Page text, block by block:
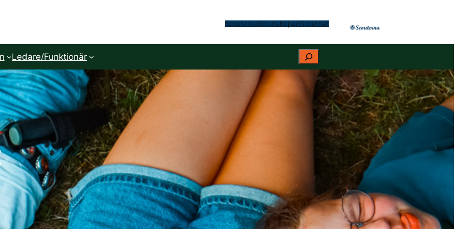
ScouternaScoutshopenScoutnet
Ledare/Funktionär
ö
k